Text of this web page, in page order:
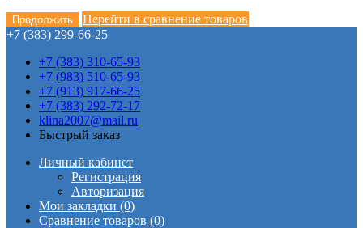
Продолжить
Перейти в сравнение товаров
+7 (383) 299-66-25
+7 (383) 310-65-93
+7 (983) 510-65-93
+7 (913) 917-66-25
+7 (383) 292-72-17
klina2007@mail.ru
Быстрый заказ
Личный кабинет
Регистрация
Авторизация
Мои закладки (0)
Сравнение товаров (0)